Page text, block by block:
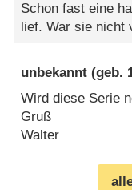
Schon fast eine
lief. War sie nicht
unbekannt (geb.
Wird diese Serie
Gruß
Walter